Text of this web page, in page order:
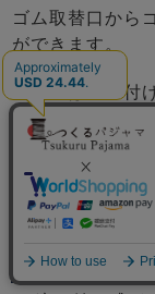
メニュー
ゴム取替口から
ができます。
就寝中は締め付
い感触のものが
ワッフル®ゴム
ャマに最適なお